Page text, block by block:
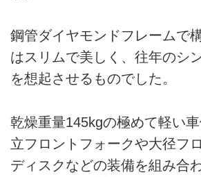
鋼管ダイヤモンドフレームで
はスリムで美しく、往年のシ
を想起させるものでした。
乾燥重量145kgの極めて軽い
立フロントフォークや大径フ
ディスクなどの装備を組み合